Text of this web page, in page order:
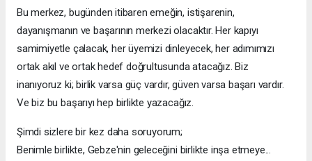
Bu merkez, bugünden itibaren emeğin, istişarenin,
dayanışmanın ve başarının merkezi olacaktır. Her kapıyı
samimiyetle çalacak, her üyemizi dinleyecek, her adımımızı
ortak akıl ve ortak hedef doğrultusunda atacağız. Biz
inanıyoruz ki; birlik varsa güç vardır, güven varsa başarı vardır.
Ve biz bu başarıyı hep birlikte yazacağız.
Şimdi sizlere bir kez daha soruyorum;
Benimle birlikte, Gebze'nin geleceğini birlikte inşa etmeye...